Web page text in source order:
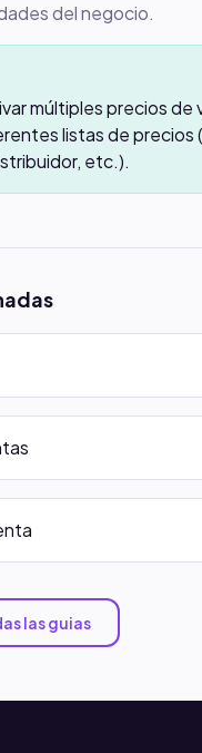
del negocio.
múltiples precios de
listas de precios
etc.).
las guias